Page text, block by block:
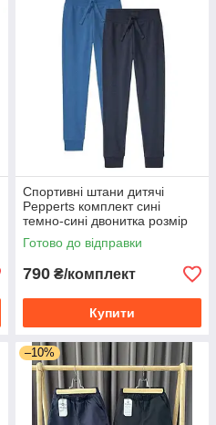
Спортивні штани дитячі
Pepperts комплект сині
темно-сині двонитка розмір
134-140
Готово до відправки
790 ₴/комплект
Купити
–10%